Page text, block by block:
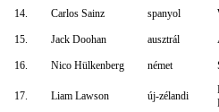
14. Carlos Sainz spanyol
15. Jack Doohan ausztrál
16. Nico Hülkenberg német
17. Liam Lawson új-zélandi